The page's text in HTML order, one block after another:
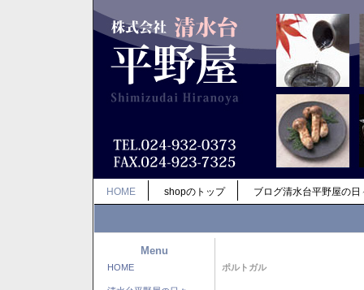
HOME shopのトップ ブログ清水台平野屋の日
Menu
HOME ポルトガル